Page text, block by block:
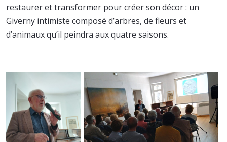
restaurer et transformer pour créer son décor : un
Giverny intimiste composé d’arbres, de fleurs et
d’animaux qu’il peindra aux quatre saisons.